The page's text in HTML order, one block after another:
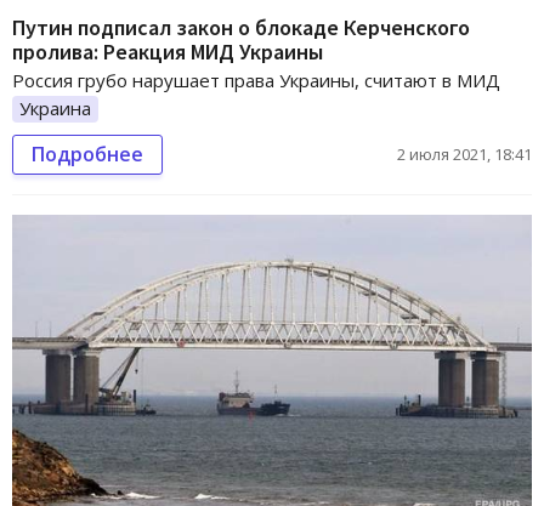
Путин подписал закон о блокаде Керченского
пролива: Реакция МИД Украины
Россия грубо нарушает права Украины, считают в МИД
Украина
Подробнее 2 июля 2021, 18:41